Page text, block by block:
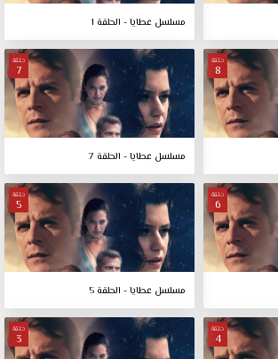
مسلسل عطايا - الحلقة 1
حلقة
8
حلقة
7
مسلسل عطايا - الحلقة 7
حلقة
6
حلقة
5
مسلسل عطايا - الحلقة 5
حلقة
4
حلقة
3